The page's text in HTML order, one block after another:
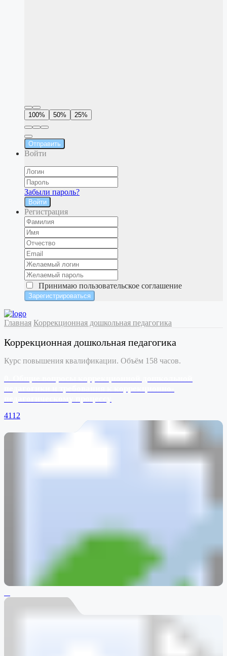
100% 50% 25%
Отправить
Войти
Забыли пароль?
Войти
Регистрация
Принимаю пользовательское соглашение
Главная Коррекционная дошкольная педагогика
Коррекционная дошкольная педагогика
Курс повышения квалификации. Объём 158 часов.
4112